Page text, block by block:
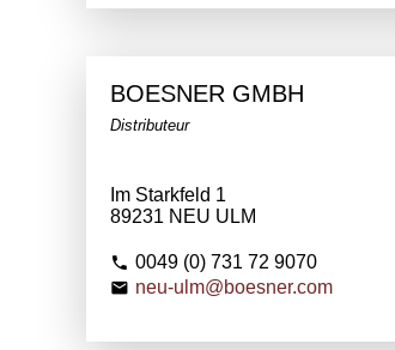
BOESNER GMBH
Distributeur
Im Starkfeld 1
89231 NEU ULM
0049 (0) 731 72 9070
neu-ulm@boesner.com